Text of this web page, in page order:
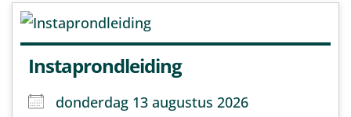
Instaprondleiding
donderdag 13 augustus 2026